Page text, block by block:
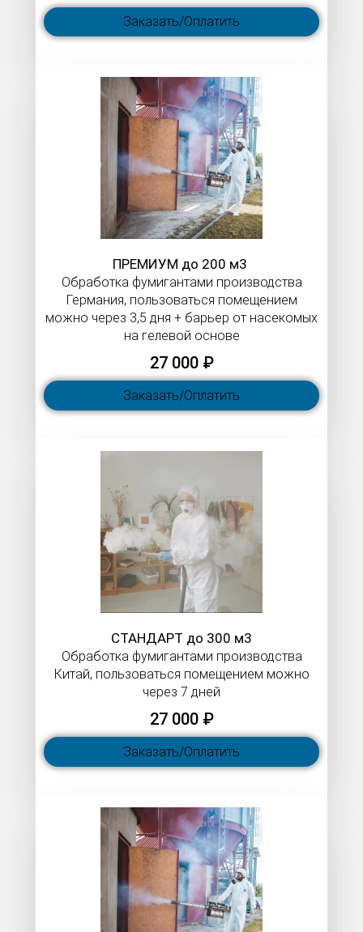
Заказать/Оплатить
ПРЕМИУМ до 200 м3
Обработка фумигантами производства
Германия, пользоваться помещением
можно через 3,5 дня + барьер от насекомых
на гелевой основе
27 000 ₽
Заказать/Оплатить
СТАНДАРТ до 300 м3
Обработка фумигантами производства
Китай, пользоваться помещением можно
через 7 дней
27 000 ₽
Заказать/Оплатить